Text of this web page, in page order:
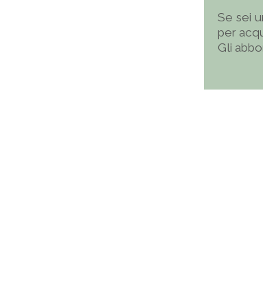
Se sei
per
Gli